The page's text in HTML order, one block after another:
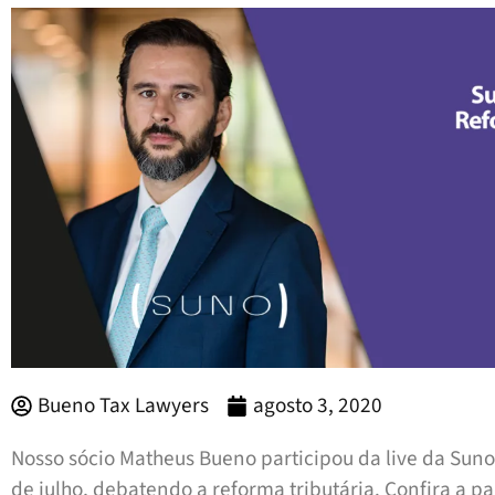
Bueno Tax Lawyers
agosto 3, 2020
Nosso sócio Matheus Bueno participou da live da